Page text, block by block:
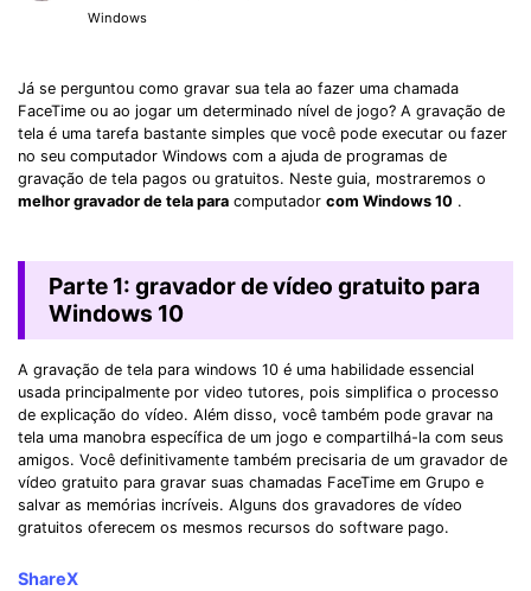
Windows
Já se perguntou como gravar sua tela ao fazer uma chamada
FaceTime ou ao jogar um determinado nível de jogo? A gravação de
tela é uma tarefa bastante simples que você pode executar ou fazer
no seu computador Windows com a ajuda de programas de
gravação de tela pagos ou gratuitos. Neste guia, mostraremos o
melhor gravador de tela para computador com Windows 10 .
Parte 1: gravador de vídeo gratuito para
Windows 10
A gravação de tela para windows 10 é uma habilidade essencial
usada principalmente por video tutores, pois simplifica o processo
de explicação do vídeo. Além disso, você também pode gravar na
tela uma manobra específica de um jogo e compartilhá-la com seus
amigos. Você definitivamente também precisaria de um gravador de
vídeo gratuito para gravar suas chamadas FaceTime em Grupo e
salvar as memórias incríveis. Alguns dos gravadores de vídeo
gratuitos oferecem os mesmos recursos do software pago.
ShareX